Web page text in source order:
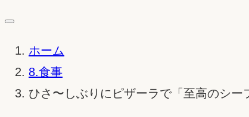
ホーム
8.食事
ひさ〜しぶりにピザーラで「至高のシ